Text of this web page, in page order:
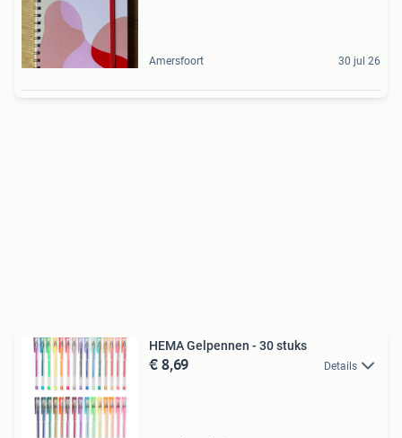
Amersfoort 30 jul 26
HEMA Gelpennen - 30 stuks
€ 8,69 Details